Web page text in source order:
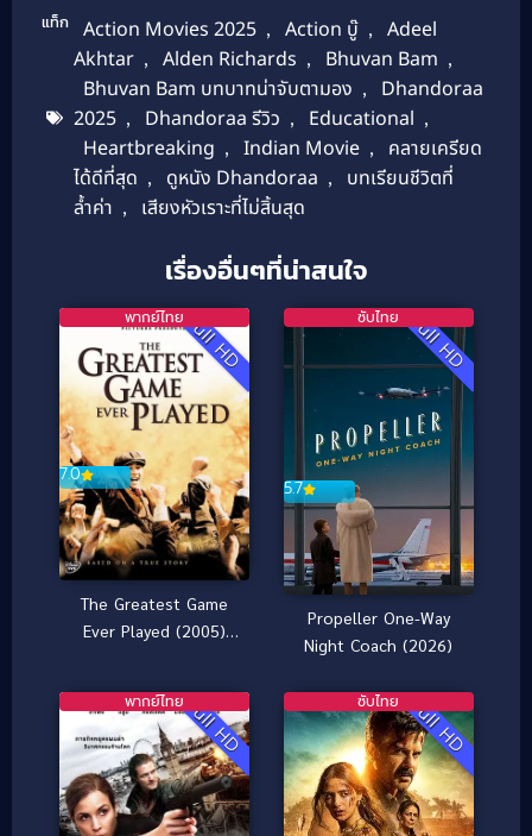
แท็ก Action Movies 2025 , Action บู๊ ,
Adeel
Akhtar , Alden Richards , Bhuvan Bam ,
Bhuvan Bam บทบาทน่าจับตามอง ,
Dhandoraa
2025 , Dhandoraa รีวิว , Educational ,
Heartbreaking , Indian Movie ,
คลายเครียด
ได้ดีที่สุด , ดูหนัง Dhandoraa ,
บทเรียนชีวิตที่
ล้ำค่า , เสียงหัวเราะที่ไม่สิ้นสุด
เรื่องอื่นๆที่น่าสนใจ
Full HD
7.0
พากย์ไทย
The Greatest Game
Ever Played (2005)
Full HD
5.7
ซับไทย
Propeller One-Way
Night Coach (2026)
Full HD
พากย์ไทย Full HD
ซับไทย